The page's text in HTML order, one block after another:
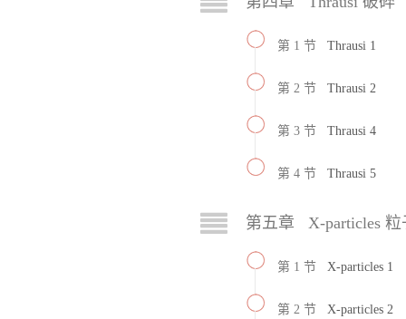
第 1 节 Thrausi 1
第 2 节 Thrausi 2
第 3 节 Thrausi 4
第 4 节 Thrausi 5
第五章 X-particles 粒
第 1 节 X-particles 1
第 2 节 X-particles 2